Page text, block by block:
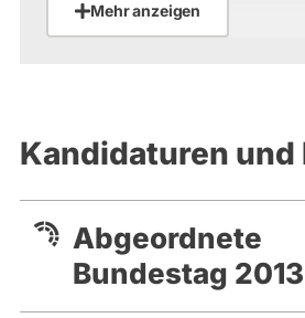
1988 bis 1997
an der Johannes-
Diplomsoziologin.
2009 Promotion zum Dr.
phil. am Institut für
Universität Mainz.
Mehr anzeigen
Kandidaturen und
Abgeordnete
Bundestag